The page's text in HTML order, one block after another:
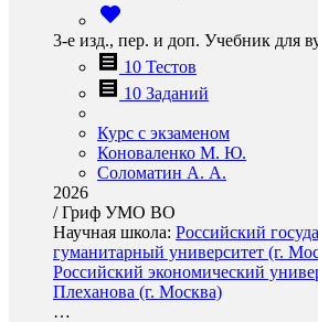
3-е изд., пер. и доп. Учебник для
10 Тестов
10 Заданий
Курс с экзаменом
Коноваленко М. Ю.
Соломатин А. А.
2026
/Гриф УМО ВО
Научная школа: Российский
гуманитарный университет (г.
Российский экономический
Плеханова (г. Москва)
…